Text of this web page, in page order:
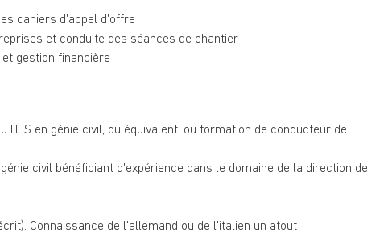
cahiers d'appel d'offre
et conduite des séances de chantier
gestion financière
HES en génie civil, ou équivalent, ou formation de conducteur de
civil bénéficiant d'expérience dans le domaine de la direction de
Connaissance de l'allemand ou de l'italien un atout